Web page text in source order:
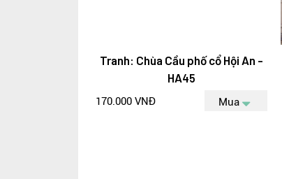
Tranh: Chùa Cầu phố cổ Hội An -
HA45
170.000 VNĐ Mua